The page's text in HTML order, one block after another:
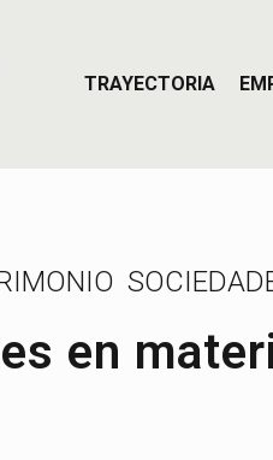
TRAYECTORIA
en